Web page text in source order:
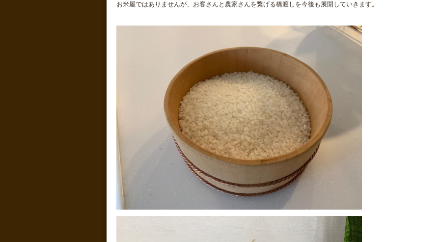
お米屋ではありませんが、お客さんと農家さんを繋げる橋渡しを今後も展開していきます。